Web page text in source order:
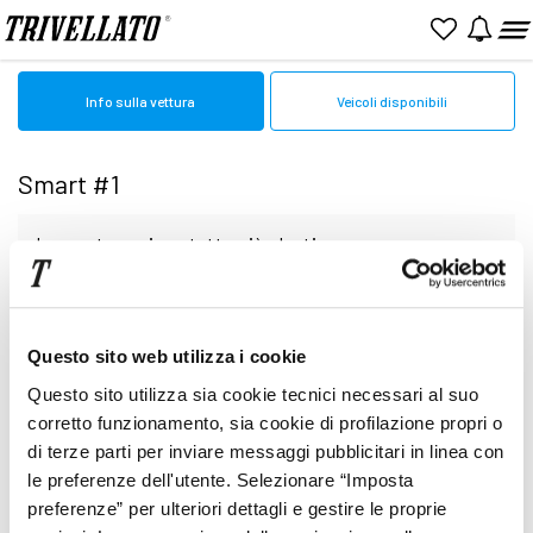
Questo sito web utilizza i cookie
Questo sito utilizza sia cookie tecnici necessari al suo
corretto funzionamento, sia cookie di profilazione propri o
di terze parti per inviare messaggi pubblicitari in linea con
le preferenze dell'utente. Selezionare “Imposta
preferenze” per ulteriori dettagli e gestire le proprie
Home Smart #1
Info sulla vettura Veicoli disponibili
Smart #1
In questa sezione tutto ciò che ti serve sapere
per comprare un nuovo modello di Smart #1
Leggi le schede per conoscere nel dettaglio l’auto
nuova perfetta per le tue necessità.
A rendere completa la presentazione, una gallery
Nessun veicolo al momento disponibile